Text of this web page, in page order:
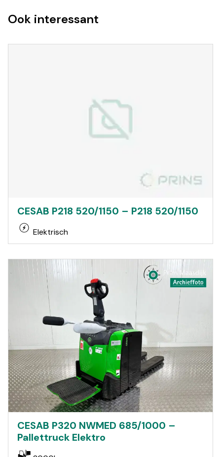
Ook interessant
CESAB P218 520/1150 – P218 520/1150
Elektrisch
CESAB P320 NWMED 685/1000 –
Pallettruck Elektro